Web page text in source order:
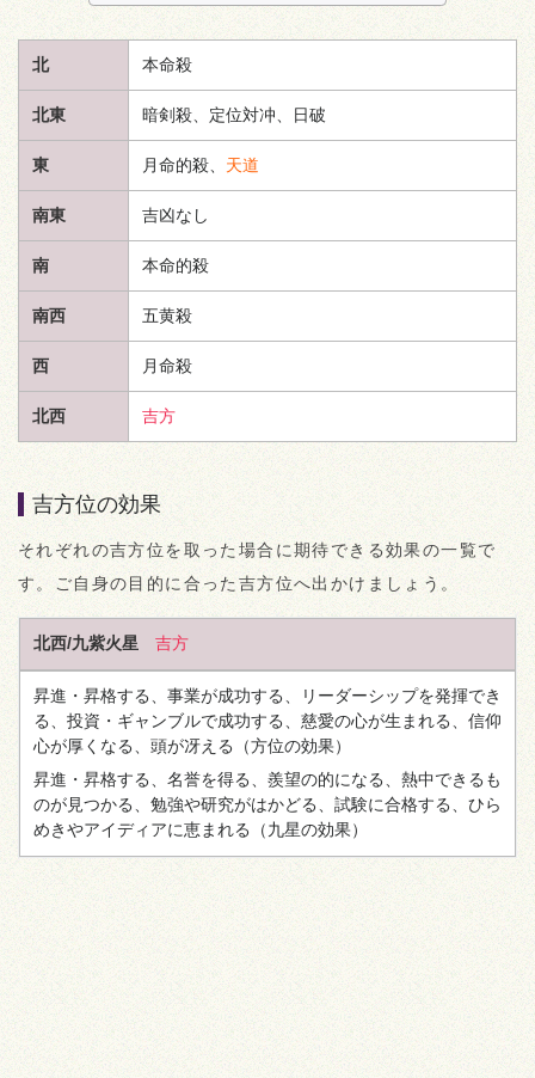
北 本命殺
北東 暗剣殺、定位対冲、日破
東 月命的殺、 天道
南東 吉凶なし
南 本命的殺
南西 五黄殺
西 月命殺
北西 吉方
吉方位の効果
それぞれの吉方位を取った場合に期待できる効果の一覧で
す。ご自身の目的に合った吉方位へ出かけましょう。
北西/九紫火星 吉方
昇進・昇格する、事業が成功する、リーダーシップを発揮でき
る、投資・ギャンブルで成功する、慈愛の心が生まれる、信仰
心が厚くなる、頭が冴える （方位の効果）
昇進・昇格する、名誉を得る、羨望の的になる、熱中できるも
のが見つかる、勉強や研究がはかどる、試験に合格する、ひら
めきやアイディアに恵まれる （九星の効果）